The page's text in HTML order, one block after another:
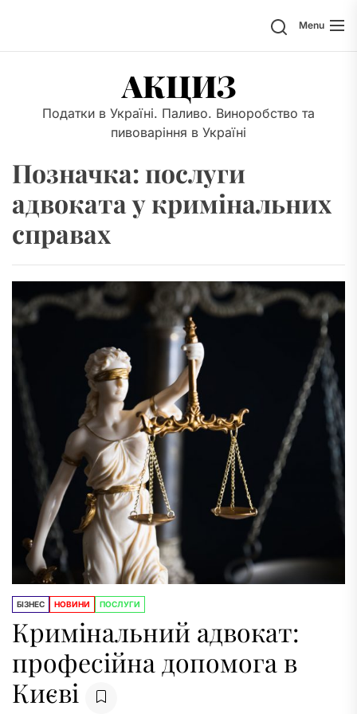
the
SearchMenu
АКЦИЗ
Податки в Україні. Паливо. Виноробство та
пивоваріння в Україні
Позначка: послуги
адвоката у кримінальних
справах
БІЗНЕС НОВИНИ ПОСЛУГИ
Кримінальний адвокат:
професійна допомога в
Києві